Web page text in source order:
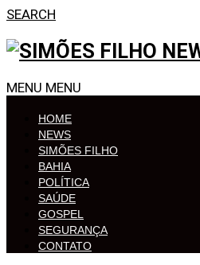
SEARCH
MENU MENU
HOME
NEWS
SIMÕES FILHO
BAHIA
POLÍTICA
SAÚDE
GOSPEL
SEGURANÇA
CONTATO